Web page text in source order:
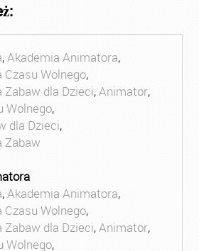
,Akademia Animatora,
Wolnego,
dla Dzieci,Animator,
Wolnego,
dla Dzieci,
Zabaw
,Akademia Animatora,
Wolnego,
dla Dzieci,Animator,
Wolnego,